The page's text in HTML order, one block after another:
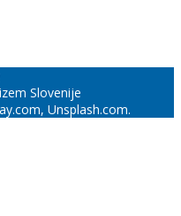
Slovenije
Unsplash.com.